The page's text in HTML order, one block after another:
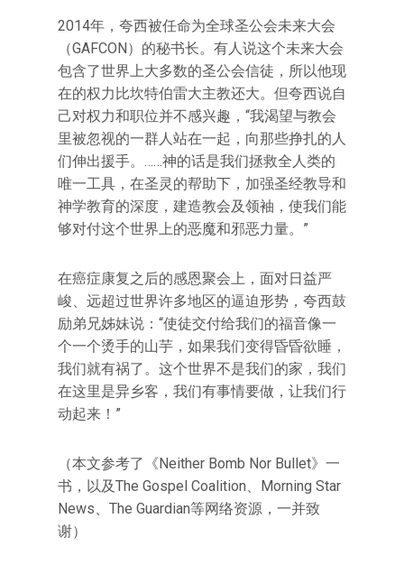
2014年，夸西被任命为全球圣公会未来大会
（GAFCON）的秘书长。有人说这个未来大会
包含了世界上大多数的圣公会信徒，所以他现
在的权力比坎特伯雷大主教还大。但夸西说自
己对权力和职位并不感兴趣，“我渴望与教会
里被忽视的一群人站在一起，向那些挣扎的人
们伸出援手。……神的话是我们拯救全人类的
唯一工具，在圣灵的帮助下，加强圣经教导和
神学教育的深度，建造教会及领袖，使我们能
够对付这个世界上的恶魔和邪恶力量。”
在癌症康复之后的感恩聚会上，面对日益严
峻、远超过世界许多地区的逼迫形势，夸西鼓
励弟兄姊妹说：“使徒交付给我们的福音像一
个一个烫手的山芋，如果我们变得昏昏欲睡，
我们就有祸了。这个世界不是我们的家，我们
在这里是异乡客，我们有事情要做，让我们行
动起来！”
（本文参考了《Neither Bomb Nor Bullet》一
书，以及The Gospel Coalition、Morning Star
News、The Guardian等网络资源，一并致
谢）